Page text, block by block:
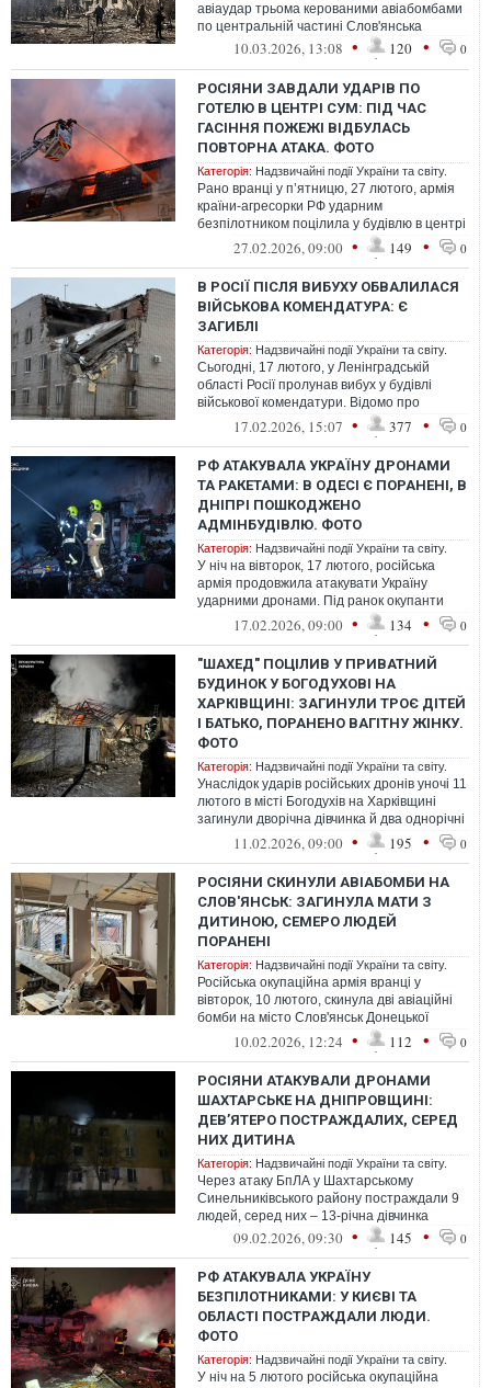
авіаудар трьома керованими авіабомбами
по центральній частині Слов'янська
10.03.2026, 13:08 • 120 • 0
РОСІЯНИ ЗАВДАЛИ УДАРІВ ПО
ГОТЕЛЮ В ЦЕНТРІ СУМ: ПІД ЧАС
ГАСІННЯ ПОЖЕЖІ ВІДБУЛАСЬ
ПОВТОРНА АТАКА. ФОТО
Категорія: Надзвичайні події України та світу.
Рано вранці у п’ятницю, 27 лютого, армія
країни-агресорки РФ ударним
безпілотником поцілила у будівлю в центрі
27.02.2026, 09:00 • 149 • 0
В РОСІЇ ПІСЛЯ ВИБУХУ ОБВАЛИЛАСЯ
ВІЙСЬКОВА КОМЕНДАТУРА: Є
ЗАГИБЛІ
Категорія: Надзвичайні події України та світу.
Сьогодні, 17 лютого, у Ленінградській
області Росії пролунав вибух у будівлі
військової комендатури. Відомо про
загиблих17.02.2026, 15:07 • 377 • 0
РФ АТАКУВАЛА УКРАЇНУ ДРОНАМИ
ТА РАКЕТАМИ: В ОДЕСІ Є ПОРАНЕНІ, В
ДНІПРІ ПОШКОДЖЕНО
АДМІНБУДІВЛЮ. ФОТО
Категорія: Надзвичайні події України та світу.
У ніч на вівторок, 17 лютого, російська
армія продовжила атакувати Україну
ударними дронами. Під ранок окупанти
запустили ракети
17.02.2026, 09:00 • 134 • 0
"ШАХЕД" ПОЦІЛИВ У ПРИВАТНИЙ
БУДИНОК У БОГОДУХОВІ НА
ХАРКІВЩИНІ: ЗАГИНУЛИ ТРОЄ ДІТЕЙ
І БАТЬКО, ПОРАНЕНО ВАГІТНУ ЖІНКУ.
ФОТО
Категорія: Надзвичайні події України та світу.
Унаслідок ударів російських дронів уночі 11
лютого в місті Богодухів на Харківщині
загинули дворічна дівчинка й два однорічні
хлопчики, а також 34-річ...
11.02.2026, 09:00 • 195 • 0
РОСІЯНИ СКИНУЛИ АВІАБОМБИ НА
СЛОВ'ЯНСЬК: ЗАГИНУЛА МАТИ З
ДИТИНОЮ, СЕМЕРО ЛЮДЕЙ
ПОРАНЕНІ
Категорія: Надзвичайні події України та світу.
Російська окупаційна армія вранці у
вівторок, 10 лютого, скинула дві авіаційні
бомби на місто Слов'янськ Донецької
області10.02.2026, 12:24 • 112 • 0
РОСІЯНИ АТАКУВАЛИ ДРОНАМИ
ШАХТАРСЬКЕ НА ДНІПРОВЩИНІ:
ДЕВ’ЯТЕРО ПОСТРАЖДАЛИХ, СЕРЕД
НИХ ДИТИНА
Категорія: Надзвичайні події України та світу.
Через атаку БпЛА у Шахтарському
Синельниківського району постраждали 9
людей, серед них – 13-річна дівчинка
09.02.2026, 09:30 • 145 • 0
РФ АТАКУВАЛА УКРАЇНУ
БЕЗПІЛОТНИКАМИ: У КИЄВІ ТА
ОБЛАСТІ ПОСТРАЖДАЛИ ЛЮДИ.
ФОТО
Категорія: Надзвичайні події України та світу.
У ніч на 5 лютого російська окупаційна